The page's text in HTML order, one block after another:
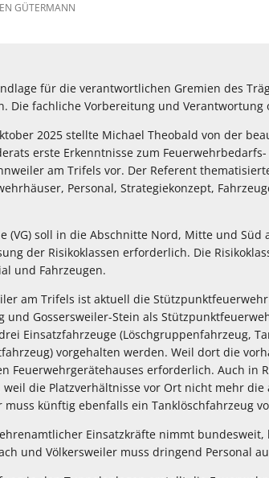
GÜTERMANN
für die verantwortlichen Gremien des
Die fachliche Vorbereitung und Verantwortung
2025 stellte Michael Theobald von der
erste Erkenntnisse zum
am Trifels vor. Der Referent
Personal, Strategiekonzept,
(VG) soll in die Abschnitte Nord, Mitte und
der Risikoklassen erforderlich. Die
und Fahrzeugen.
am Trifels ist aktuell die
und Gossersweiler-Stein als
Einsatzfahrzeuge (Löschgruppenfahrzeug,
vorgehalten werden. Weil dort die
Feuerwehrgerätehauses erforderlich. Auch in
die Platzverhältnisse vor Ort nicht mehr
künftig ebenfalls ein Tanklöschfahrzeug
Einsatzkräfte nimmt
und Völkersweiler muss dringend Personal